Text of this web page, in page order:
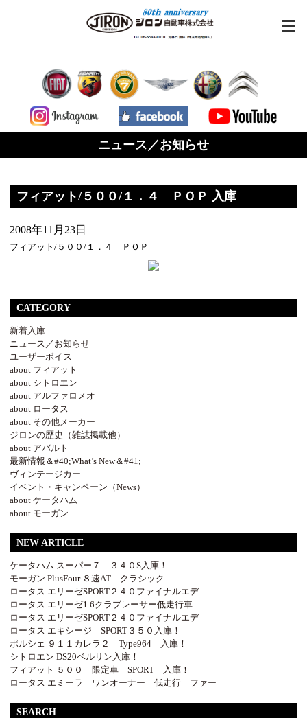
ニュース／お知らせ
フィアット/５００/１．４ ＰＯＰ 入庫
2008年11月23日
フィアット/５００/１．４ ＰＯＰ
CATEGORY
新着入庫
ニュース／お知らせ
ユーザーボイス
about フィアット
about シトロエン
about アルファロメオ
about ロータス
about その他メーカー
ジロンの歴史（雑誌掲載他）
about アバルト
最新情報＆#40;What’s New＆#41;
ヴィンテージカー
イベント・キャンペーン（News）
about ケータハム
about モーガン
NEW ARTICLE
ケータハム スーパー７ ３４０S入庫！
モーガン PlusFour ８速AT クラシック
ロータス エリーゼSPORT２４０ファイナルエデ
ロータス エリーゼ1.6クラブレーサー低走行車
ロータス エリーゼSPORT２４０ファイナルエデ
ロータス エキシージ SPORT３５０入庫！
ポルシェ ９１１カレラ２ Type964 入庫！
シトロエン DS20ベルリン入庫！
フィアット ５００ 限定車 SPORT 入庫！
ロータス エミーラ ワンオーナー 低走行 ファー
SEARCH